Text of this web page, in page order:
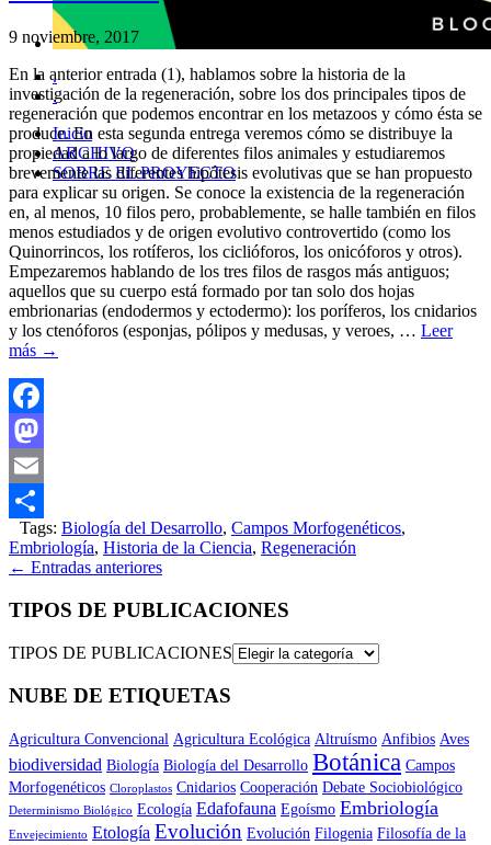
.
.
Inicio
ARCHIVO
SOBRE EL PROYECTO
9 noviembre, 2017
En la anterior entrada (1), hablamos sobre la historia de la
investigación de la regeneración, sobre los dos principales tipos de
regeneración que podemos encontrar en los metazoos y cómo ésta se
produce. En esta segunda entrega veremos cómo se distribuye la
propiedad a lo largo de diferentes filos animales y estudiaremos
brevemente las diferentes hipótesis evolutivas que se han propuesto
para explicar su origen. Se conoce la existencia de la regeneración
en, al menos, 10 filos pero, probablemente, se halle también en filos
menos estudiados y de origen evolutivo controvertido (como los
Quinorrincos, los rotíferos, los ciclióforos, los onicóforos y otros).
Empezaremos hablando de los tres filos de rasgos más antiguos;
aquellos que su cuerpo está formado por tan solo dos hojas
embrionarias (endodermos y ectodermo): los poríferos, los cnidarios
y los ctenóforos (esponjas, pólipos y medusas, y veroes, … Leer
más →
Facebook
Mastodon
Email
Compartir
Tags: Biología del Desarrollo, Campos Morfogenéticos,
Embriología, Historia de la Ciencia, Regeneración
← Entradas anteriores
TIPOS DE PUBLICACIONES
TIPOS DE PUBLICACIONES
NUBE DE ETIQUETAS
Agricultura Convencional Agricultura Ecológica Altruísmo Anfibios Aves
biodiversidad Biología Biología del Desarrollo Botánica Campos
Morfogenéticos Cloroplastos Cnidarios Cooperación Debate Sociobiológico
Determinismo Biológico Ecología Edafofauna Egoísmo Embriología
Envejecimiento Etología Evolución Evolución Filogenia Filosofía de la